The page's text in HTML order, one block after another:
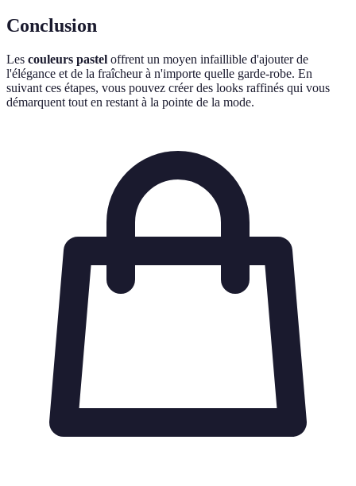
Conclusion
Les couleurs pastel offrent un moyen infaillible d'ajouter de
l'élégance et de la fraîcheur à n'importe quelle garde-robe. En
suivant ces étapes, vous pouvez créer des looks raffinés qui vous
démarquent tout en restant à la pointe de la mode.